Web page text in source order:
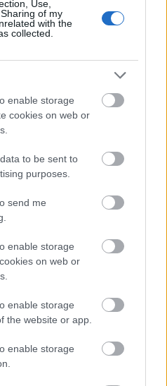
Use,
of my
with the
collected.
enable storage
cookies on web or
to be sent to
purposes.
send me
enable storage
on web or
enable storage
the website or app.
enable storage
tehet, óriási
:D
és a norvégok ellen! :)